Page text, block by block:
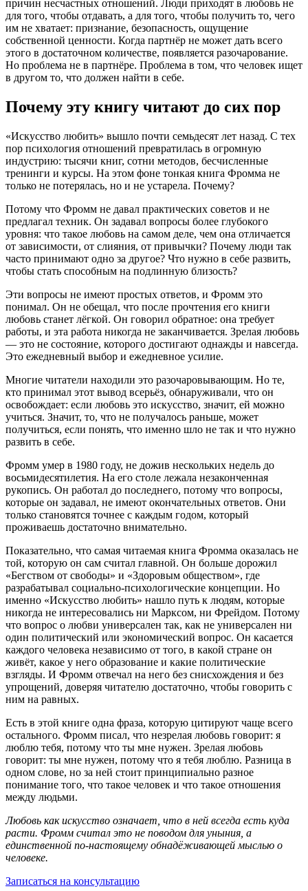
причин несчастных отношений. Люди приходят в любовь не
для того, чтобы отдавать, а для того, чтобы получить то, чего
им не хватает: признание, безопасность, ощущение
собственной ценности. Когда партнёр не может дать всего
этого в достаточном количестве, появляется разочарование.
Но проблема не в партнёре. Проблема в том, что человек ищет
в другом то, что должен найти в себе.
Почему эту книгу читают до сих пор
«Искусство любить» вышло почти семьдесят лет назад. С тех
пор психология отношений превратилась в огромную
индустрию: тысячи книг, сотни методов, бесчисленные
тренинги и курсы. На этом фоне тонкая книга Фромма не
только не потерялась, но и не устарела. Почему?
Потому что Фромм не давал практических советов и не
предлагал техник. Он задавал вопросы более глубокого
уровня: что такое любовь на самом деле, чем она отличается
от зависимости, от слияния, от привычки? Почему люди так
часто принимают одно за другое? Что нужно в себе развить,
чтобы стать способным на подлинную близость?
Эти вопросы не имеют простых ответов, и Фромм это
понимал. Он не обещал, что после прочтения его книги
любовь станет лёгкой. Он говорил обратное: она требует
работы, и эта работа никогда не заканчивается. Зрелая любовь
— это не состояние, которого достигают однажды и навсегда.
Это ежедневный выбор и ежедневное усилие.
Многие читатели находили это разочаровывающим. Но те,
кто принимал этот вывод всерьёз, обнаруживали, что он
освобождает: если любовь это искусство, значит, ей можно
учиться. Значит, то, что не получалось раньше, может
получиться, если понять, что именно шло не так и что нужно
развить в себе.
Фромм умер в 1980 году, не дожив нескольких недель до
восьмидесятилетия. На его столе лежала незаконченная
рукопись. Он работал до последнего, потому что вопросы,
которые он задавал, не имеют окончательных ответов. Они
только становятся точнее с каждым годом, который
проживаешь достаточно внимательно.
Показательно, что самая читаемая книга Фромма оказалась не
той, которую он сам считал главной. Он больше дорожил
«Бегством от свободы» и «Здоровым обществом», где
разрабатывал социально-психологические концепции. Но
именно «Искусство любить» нашло путь к людям, которые
никогда не интересовались ни Марксом, ни Фрейдом. Потому
что вопрос о любви универсален так, как не универсален ни
один политический или экономический вопрос. Он касается
каждого человека независимо от того, в какой стране он
живёт, какое у него образование и какие политические
взгляды. И Фромм отвечал на него без снисхождения и без
упрощений, доверяя читателю достаточно, чтобы говорить с
ним на равных.
Есть в этой книге одна фраза, которую цитируют чаще всего
остального. Фромм писал, что незрелая любовь говорит: я
люблю тебя, потому что ты мне нужен. Зрелая любовь
говорит: ты мне нужен, потому что я тебя люблю. Разница в
одном слове, но за ней стоит принципиально разное
понимание того, что такое человек и что такое отношения
между людьми.
Любовь как искусство означает, что в ней всегда есть куда
расти. Фромм считал это не поводом для уныния, а
единственной по-настоящему обнадёживающей мыслью о
человеке.
Записаться на консультацию